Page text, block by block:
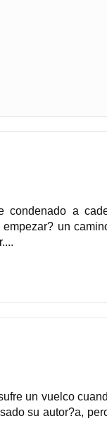
condenado a
un
un vuelco
su autor?a,